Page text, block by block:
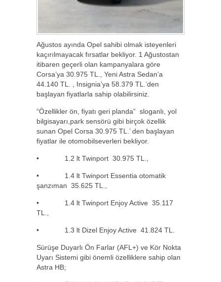
Ağustos ayında Opel sahibi olmak isteyenleri
kaçırılmayacak fırsatlar bekliyor. 1 Ağustostan
itibaren geçerli olan kampanyalara göre
Corsa’ya 30.975 TL., Yeni Astra Sedan’a
44.140 TL. , Insignia’ya 58.379 TL.’den
başlayan fiyatlarla sahip olabilirsiniz.
“Özellikler ön, fiyatı geri planda” sloganlı, yol
bilgisayarı,park sensörü gibi birçok özellik
sunan Opel Corsa 30.975 TL.’ den başlayan
fiyatlar ile otomobilseverleri bekliyor.
• 1.2 lt Twinport 30.975 TL.,
• 1.4 lt Twinport Essentia otomatik
şanzıman 35.625 TL.,
• 1.4 lt Twinport Enjoy Active 35.117
TL.,
• 1.3 lt Dizel Enjoy Active 41.824 TL.
Sürüşe Duyarlı Ön Farlar (AFL+) ve Kör Nokta
Uyarı Sistemi gibi önemli özelliklere sahip olan
Astra HB;